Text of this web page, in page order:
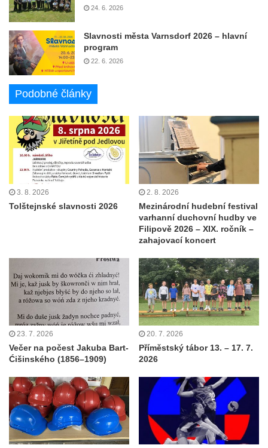
24. 6. 2026
Slavnosti města Varnsdorf 2026 – hlavní
program
22. 6. 2026
Podobné články
3. 8. 2026
Tolštejnské slavnosti 2026
2. 8. 2026
Mezinárodní hudební festival
varhanní duchovní hudby ve
Filipově 2026 – XIX. ročník –
zahajovací koncert
23. 7. 2026
Večer na počest Jakuba Bart-
Ćišinského (1856–1909)
20. 7. 2026
Příměstský tábor 13. – 17. 7.
2026